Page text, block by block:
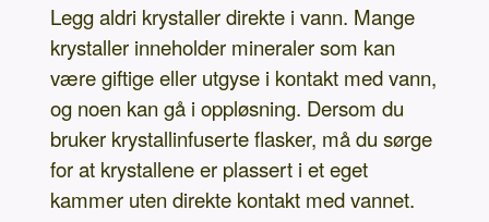
Legg aldri krystaller direkte i vann. Mange
krystaller inneholder mineraler som kan
være giftige eller utgyse i kontakt med vann,
og noen kan gå i oppløsning. Dersom du
bruker krystallinfuserte flasker, må du sørge
for at krystallene er plassert i et eget
kammer uten direkte kontakt med vannet.